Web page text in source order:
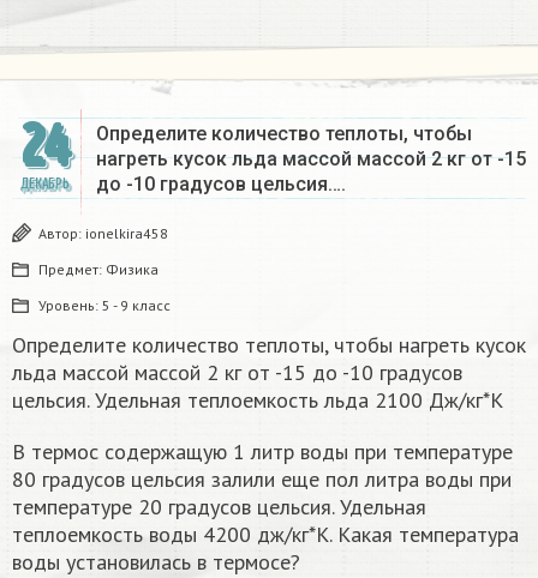
24
ДЕКАБРЬ
Определите количество теплоты, чтобы
нагреть кусок льда массой массой 2 кг от -15
до -10 градусов цельсия….
Автор: ionelkira458
Предмет: Физика
Уровень: 5 - 9 класс
Определите количество теплоты, чтобы нагреть кусок
льда массой массой 2 кг от -15 до -10 градусов
цельсия. Удельная теплоемкость льда 2100 Дж/кг*К
В термос содержащую 1 литр воды при температуре
80 градусов цельсия залили еще пол литра воды при
температуре 20 градусов цельсия. Удельная
теплоемкость воды 4200 дж/кг*К. Какая температура
воды установилась в термосе?